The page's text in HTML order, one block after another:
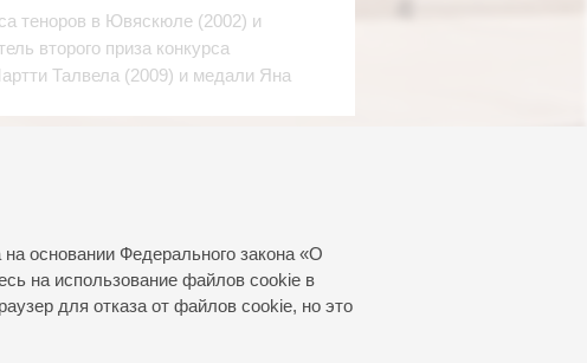
основании Федерального закона «О
на использование файлов cookie в
для отказа от файлов cookie, но это
теноров в Ювяскюле (2002) и
второго приза конкурса
Талвела (2009) и медали Яна